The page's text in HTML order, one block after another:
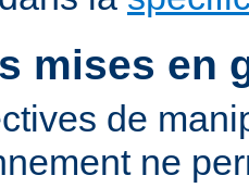
mises en
de
ne